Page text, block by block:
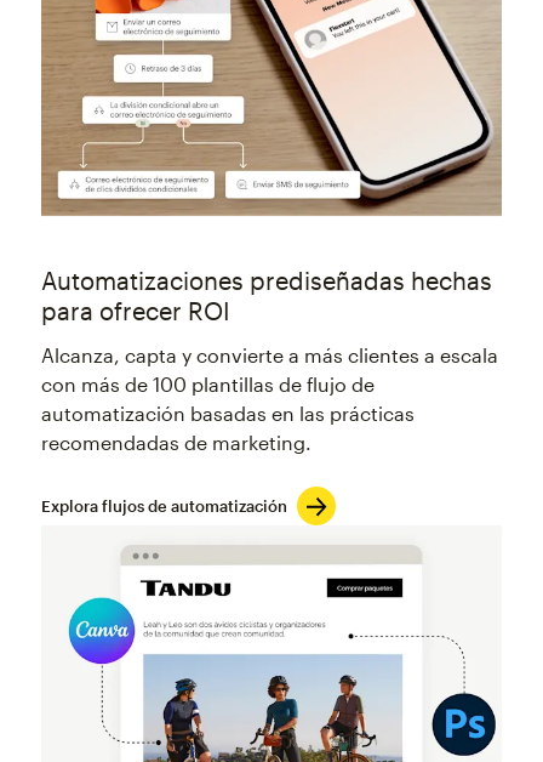
Automatizaciones prediseñadas hechas
para ofrecer ROI
Alcanza, capta y convierte a más clientes a escala
con más de 100 plantillas de flujo de
automatización basadas en las prácticas
recomendadas de marketing.
Explora flujos de automatización